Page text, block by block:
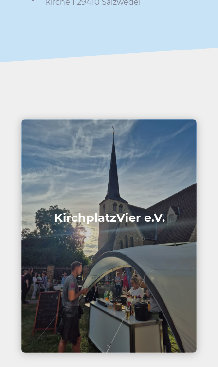
kirche 1 29410 Salzwedel
Kirch­platz­Vier e.V.